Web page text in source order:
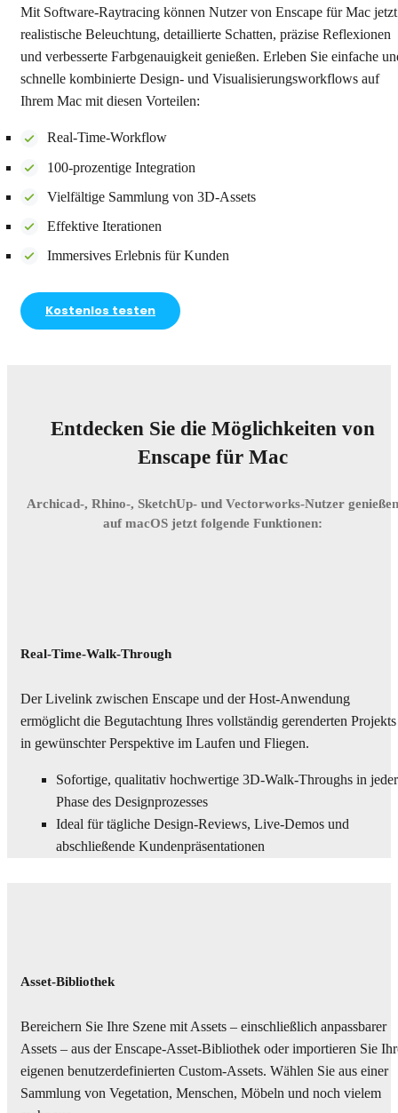
Mit Software-Raytracing können Nutzer von Enscape für Mac jetzt
realistische Beleuchtung, detaillierte Schatten, präzise Reflexionen
und verbesserte Farbgenauigkeit genießen. Erleben Sie einfache
schnelle kombinierte Design- und Visualisierungsworkflows auf
Ihrem Mac mit diesen Vorteilen:
Real-Time-Workflow
100-prozentige Integration
Vielfältige Sammlung von 3D-Assets
Effektive Iterationen
Immersives Erlebnis für Kunden
Kostenlos testen
Entdecken Sie die Möglichkeiten von
Enscape für Mac
Archicad-, Rhino-, SketchUp- und Vectorworks-Nutzer genießen
auf macOS jetzt folgende Funktionen:
Real-Time-Walk-Through
Der Livelink zwischen Enscape und der Host-Anwendung
ermöglicht die Begutachtung Ihres vollständig gerenderten Projekts
in gewünschter Perspektive im Laufen und Fliegen.
Sofortige, qualitativ hochwertige 3D-Walk-Throughs in jeder
Phase des Designprozesses
Ideal für tägliche Design-Reviews, Live-Demos und
abschließende Kundenpräsentationen
Asset-Bibliothek
Bereichern Sie Ihre Szene mit Assets – einschließlich anpassbarer
Assets – aus der Enscape-Asset-Bibliothek oder importieren Sie
eigenen benutzerdefinierten Custom-Assets. Wählen Sie aus einer
Sammlung von Vegetation, Menschen, Möbeln und noch vielem